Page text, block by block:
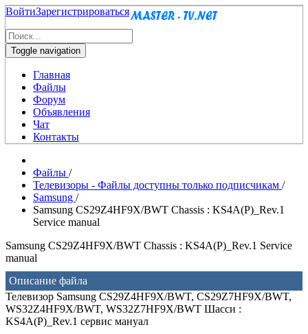
ВойтиЗарегистрироваться
Toggle navigation
Главная
Файлы
Форум
Объявления
Чат
Контакты
Файлы /
Телевизоры - Файлы доступны только подписчикам /
Samsung /
Samsung CS29Z4HF9X/BWT Chassis : KS4A(P)_Rev.1
Service manual
Samsung CS29Z4HF9X/BWT Chassis : KS4A(P)_Rev.1 Service
manual
Описание файла
Телевизор Samsung CS29Z4HF9X/BWT, CS29Z7HF9X/BWT,
WS32Z4HF9X/BWT, WS32Z7HF9X/BWT Шасси :
KS4A(P)_Rev.1 сервис мануал